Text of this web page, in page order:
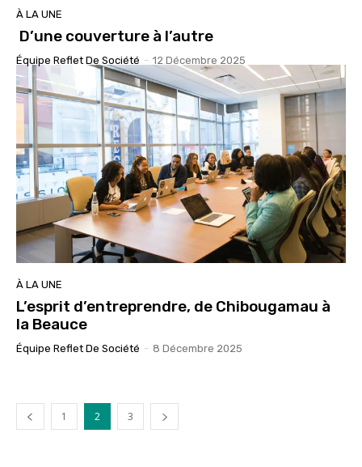
À LA UNE
D’une couverture à l’autre
Équipe Reflet De Société - 12 Décembre 2025
À LA UNE
L’esprit d’entreprendre, de Chibougamau à
la Beauce
Équipe Reflet De Société - 8 Décembre 2025
1 2 3